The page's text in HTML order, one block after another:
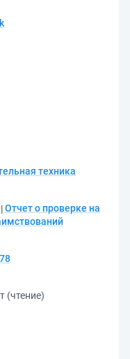
техника
Отчет о проверке на
(чтение)